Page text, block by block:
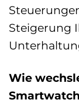
Steigerung
Wie